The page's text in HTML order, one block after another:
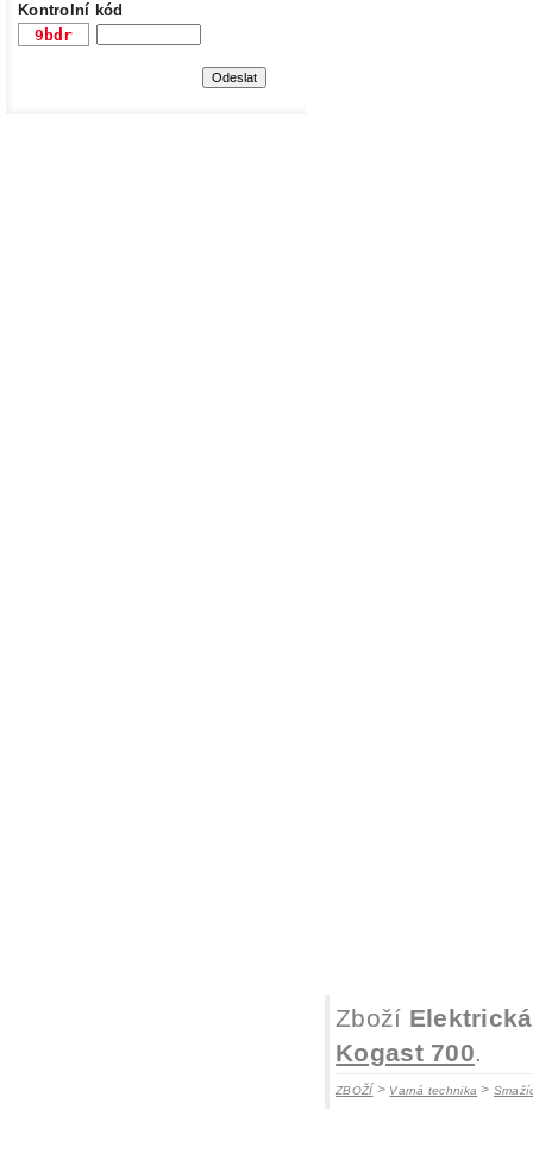
Kontrolní kód
Zboží
Kogast 700.
ZBOŽÍ > Varná technika >